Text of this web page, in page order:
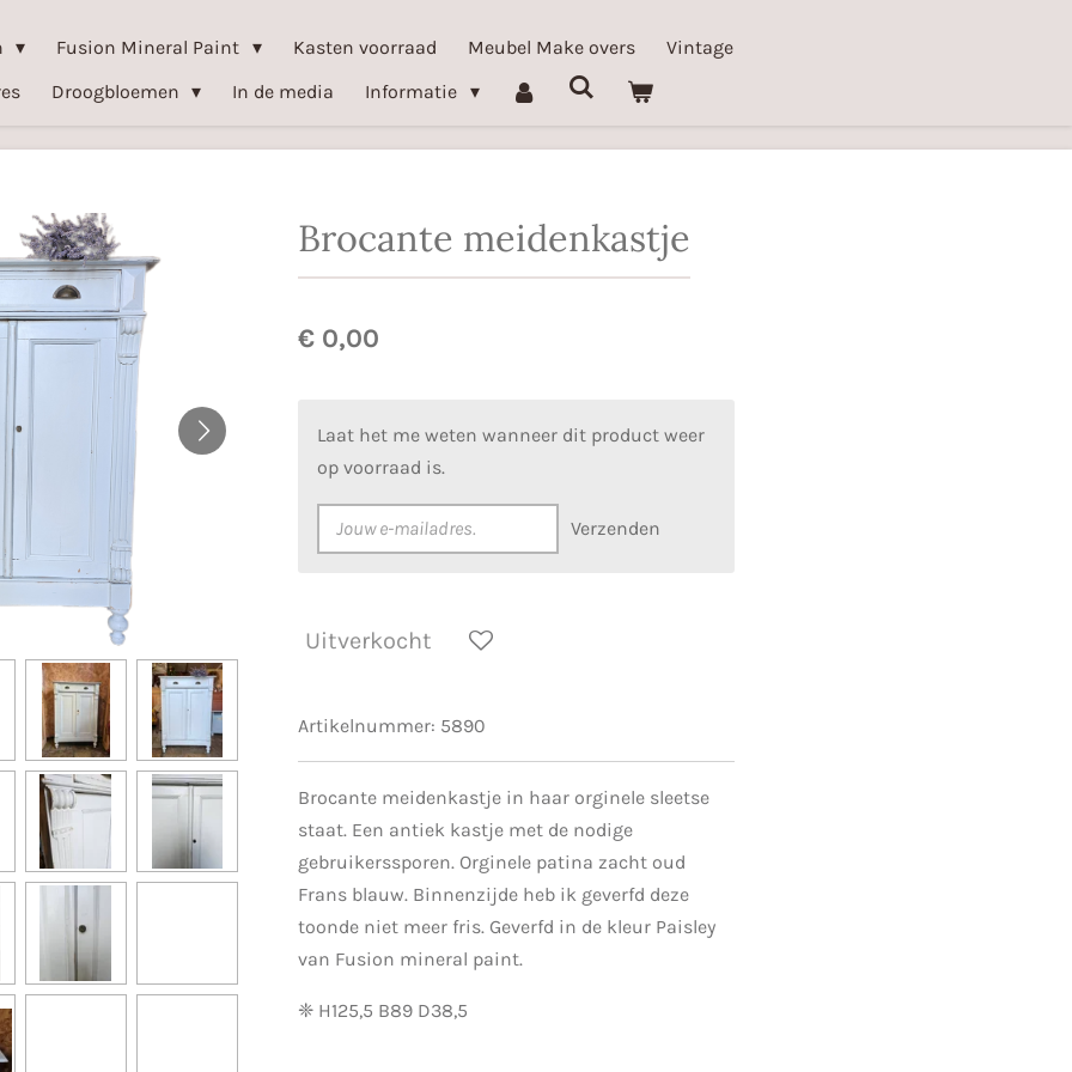
Fusion Mineral Paint Kasten voorraad Meubel Make overs
Vintage
Droogbloemen In de media Informatie
Brocante meidenkastje
€ 0,00
Laat het me weten wanneer dit product weer
op voorraad is.
Verzenden
Uitverkocht
Artikelnummer: 5890
Brocante meidenkastje in haar orginele sleetse
staat. Een antiek kastje met de nodige
gebruikerssporen. Orginele patina zacht oud
Frans blauw. Binnenzijde heb ik geverfd deze
toonde niet meer fris. Geverfd in de kleur Paisley
van Fusion mineral paint.
❈ H125,5 B89 D38,5